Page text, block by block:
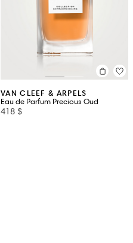
VAN CLEEF & ARPELS
Eau de Parfum Precious Oud
418 $